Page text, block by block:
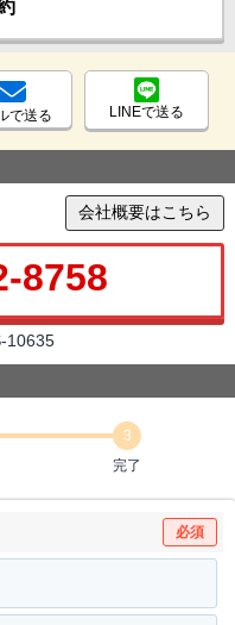
で送る LINEで送る
会社概要はこちら
8758
10635
3
完了
必須